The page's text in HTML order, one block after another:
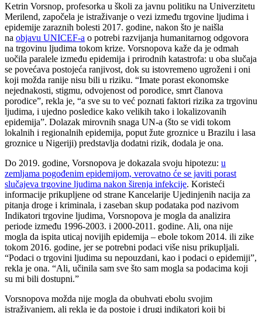
Ketrin Vorsnop, profesorka u školi za javnu politiku na Univerzitetu
Merilend, započela je istraživanje o vezi između trgovine ljudima i
epidemije zaraznih bolesti 2017. godine, nakon što je naišla
na objavu UNICEF-a o potrebi razvijanja humanitarnog odgovora
na trgovinu ljudima tokom krize. Vorsnopova kaže da je odmah
uočila paralele između epidemija i prirodnih katastrofa: u oba slučaja
se povećava postojeća ranjivost, dok su istovremeno ugroženi i oni
koji možda ranije nisu bili u riziku. “Imate porast ekonomske
nejednakosti, stigmu, odvojenost od porodice, smrt članova
porodice”, rekla je, “a sve su to već poznati faktori rizika za trgovinu
ljudima, i ujedno posledice kako velikih tako i lokalizovanih
epidemija”. Dolazak mirovnih snaga UN-a (što se vidi tokom
lokalnih i regionalnih epidemija, poput žute groznice u Brazilu i lasa
groznice u Nigeriji) predstavlja dodatni rizik, dodala je ona.
Do 2019. godine, Vorsnopova je dokazala svoju hipotezu: u
zemljama pogođenim epidemijom, verovatno će se javiti porast
slučajeva trgovine ljudima nakon širenja infekcije. Koristeći
informacije prikupljene od strane Kancelarije Ujedinjenih nacija za
pitanja droge i kriminala, i zaseban skup podataka pod nazivom
Indikatori trgovine ljudima, Vorsnopova je mogla da analizira
periode između 1996-2003. i 2000-2011. godine. Ali, ona nije
mogla da ispita uticaj novijih epidemija – ebole tokom 2014. ili zike
tokom 2016. godine, jer se potrebni podaci više nisu prikupljali.
“Podaci o trgovini ljudima su nepouzdani, kao i podaci o epidemiji”,
rekla je ona. “Ali, učinila sam sve što sam mogla sa podacima koji
su mi bili dostupni.”
Vorsnopova možda nije mogla da obuhvati ebolu svojim
istraživanjem, ali rekla je da postoje i drugi indikatori koji bi